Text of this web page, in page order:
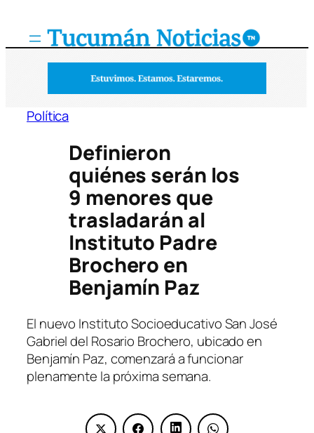
Política
Definieron
quiénes serán los
9 menores que
trasladarán al
Instituto Padre
Brochero en
Benjamín Paz
El nuevo Instituto Socioeducativo San José
Gabriel del Rosario Brochero, ubicado en
Benjamín Paz, comenzará a funcionar
plenamente la próxima semana.